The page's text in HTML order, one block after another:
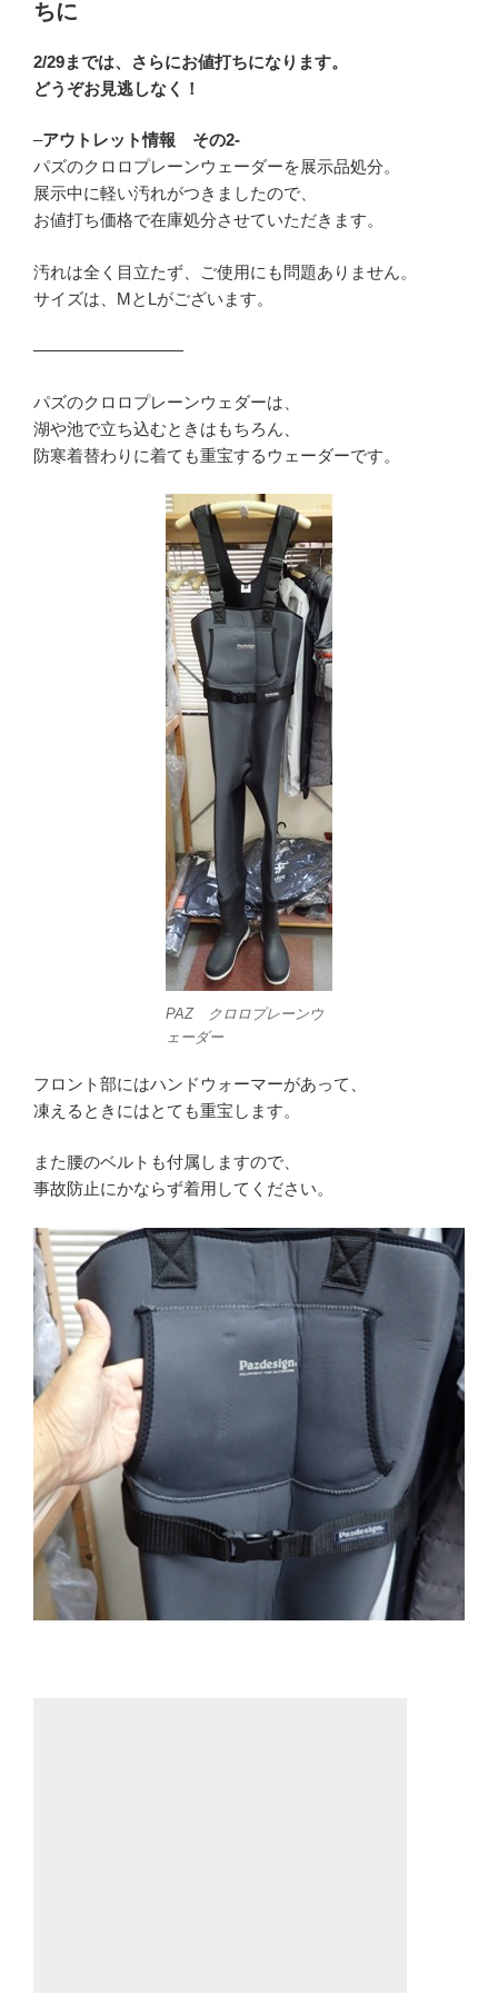
ちに
2/29までは、さらにお値打ちになります。
どうぞお見逃しなく！
–アウトレット情報 その2-
パズのクロロプレーンウェーダーを展示品処分。
展示中に軽い汚れがつきましたので、
お値打ち価格で在庫処分させていただきます。
汚れは全く目立たず、ご使用にも問題ありません。
サイズは、MとLがございます。
—————————
パズのクロロプレーンウェダーは、
湖や池で立ち込むときはもちろん、
防寒着替わりに着ても重宝するウェーダーです。
PAZ クロロプレーンウ
ェーダー
フロント部にはハンドウォーマーがあって、
凍えるときにはとても重宝します。
また腰のベルトも付属しますので、
事故防止にかならず着用してください。